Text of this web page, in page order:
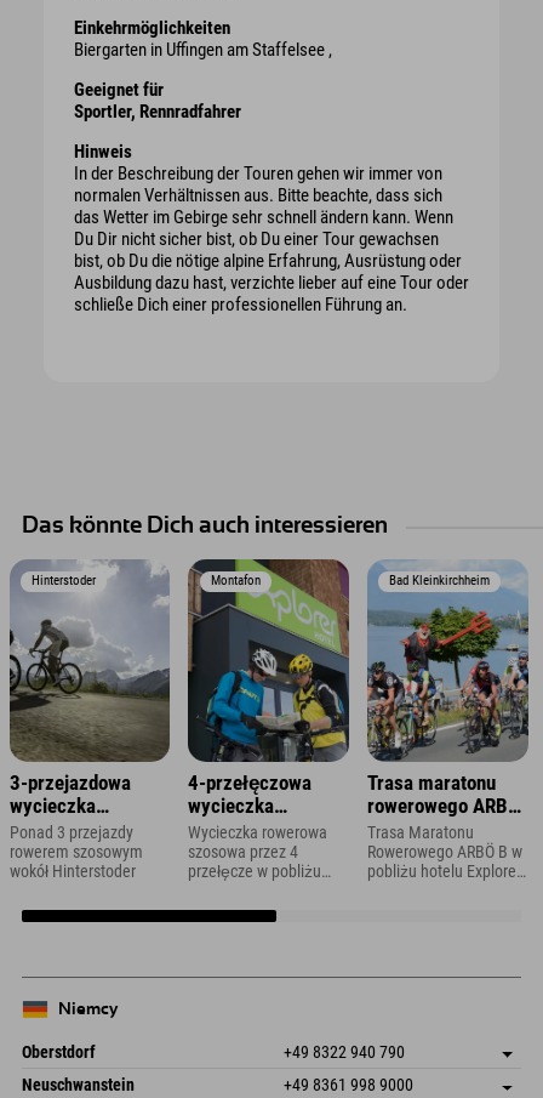
Einkehrmöglichkeiten
Biergarten in Uffingen am Staffelsee ,
Geeignet für
Sportler, Rennradfahrer
Hinweis
In der Beschreibung der Touren gehen wir immer von
normalen Verhältnissen aus. Bitte beachte, dass sich
das Wetter im Gebirge sehr schnell ändern kann. Wenn
Du Dir nicht sicher bist, ob Du einer Tour gewachsen
bist, ob Du die nötige alpine Erfahrung, Ausrüstung oder
Ausbildung dazu hast, verzichte lieber auf eine Tour oder
schließe Dich einer professionellen Führung an.
Das könnte Dich auch interessieren
Hinterstoder
3-przejazdowa
wycieczka
rowerowa
Ponad 3 przejazdy
rowerem szosowym
wokół Hinterstoder
Montafon
4-przełęczowa
wycieczka
rowerowa po
Vorarlbergu
Wycieczka rowerowa
szosowa przez 4
przełęcze w pobliżu
Montafon
Bad Kleinkirchheim
Trasa maratonu
rowerowego ARBÖ
B
Trasa Maratonu
Rowerowego ARBÖ B w
pobliżu hotelu Explorer
Niemcy
Oberstdorf +49 8322 940 790
An der Breitach 3
Zapisz adres
Neuschwanstein +49 8361 998 9000